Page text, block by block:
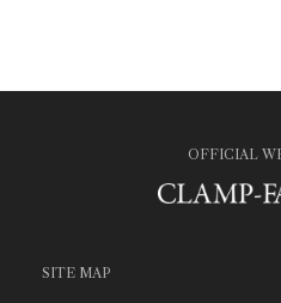
OFFICIAL
SITE MAP